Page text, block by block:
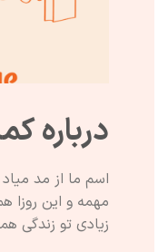
درباره
اسم ما از مد
مهمه و این روزا
زیادی تو زندگی